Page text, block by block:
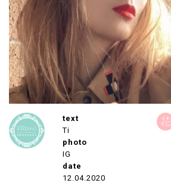
text
Ti
photo
IG
date
12.04.2020